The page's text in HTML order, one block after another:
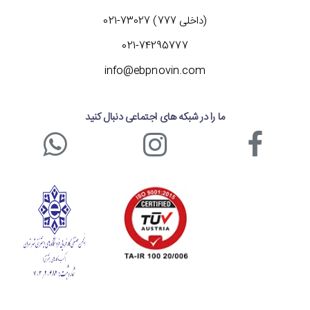
(داخلی 777) 73027-021
021-74295777
info@ebpnovin.com
ما را در شبکه های اجتماعی دنبال کنید